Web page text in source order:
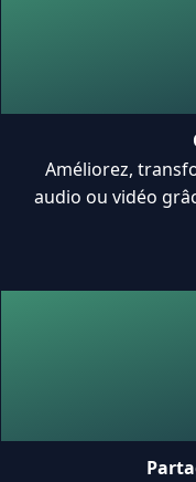
Améliorez,
audio ou vidéo